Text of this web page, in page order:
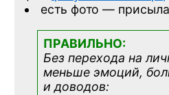
есть фото —
ПРАВИЛЬНО:
Без перехода на
меньше эмоций,
и доводов: